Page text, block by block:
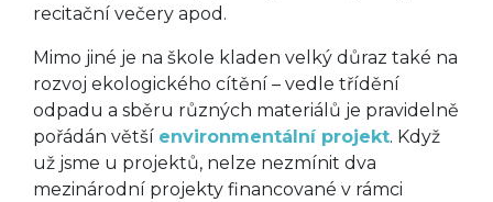
recitační večery apod.
Mimo jiné je na škole kladen velký důraz také na
rozvoj ekologického cítění – vedle třídění
odpadu a sběru různých materiálů je pravidelně
pořádán větší environmentální projekt. Když
už jsme u projektů, nelze nezmínit dva
mezinárodní projekty financované v rámci